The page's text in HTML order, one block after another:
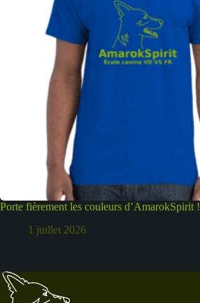
Porte fièrement les couleurs d’AmarokSpirit !
1 juillet 2026